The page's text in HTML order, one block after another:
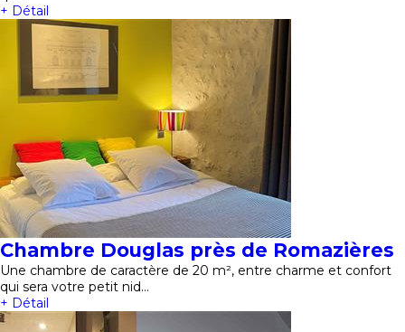
+ Détail
Chambre Douglas près de Romazières
Une chambre de caractère de 20 m², entre charme et confort
qui sera votre petit nid…
+ Détail